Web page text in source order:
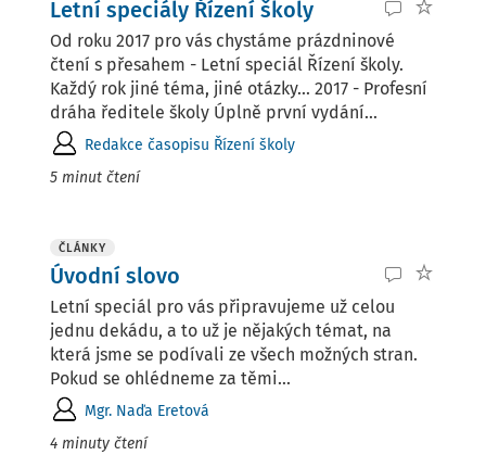
Letní speciály Řízení školy
Od roku 2017 pro vás chystáme prázdninové
čtení s přesahem - Letní speciál Řízení školy.
Každý rok jiné téma, jiné otázky... 2017 - Profesní
dráha ředitele školy Úplně první vydání...
Redakce časopisu Řízení školy
5 minut čtení
ČLÁNKY
Úvodní slovo
Letní speciál pro vás připravujeme už celou
jednu dekádu, a to už je nějakých témat, na
která jsme se podívali ze všech možných stran.
Pokud se ohlédneme za těmi...
Mgr. Naďa Eretová
4 minuty čtení